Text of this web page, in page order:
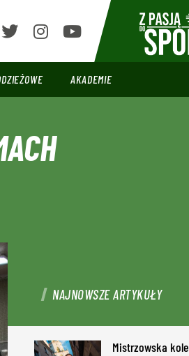
AKADEMIE
NAJNOWSZE ARTYKUŁY
Mistrzowska